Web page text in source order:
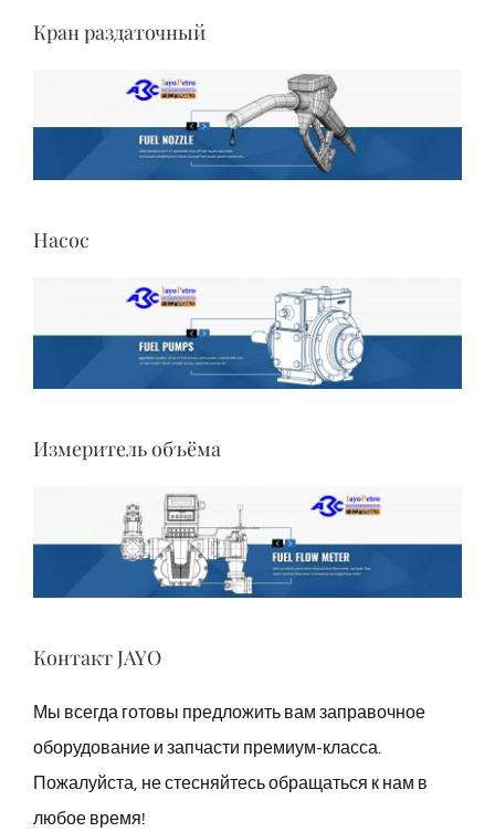
Кран раздаточный
Насос
Измеритель объёма
Контакт JAYO
Мы всегда готовы предложить вам заправочное
оборудование и запчасти премиум-класса.
Пожалуйста, не стесняйтесь обращаться к нам в
любое время!